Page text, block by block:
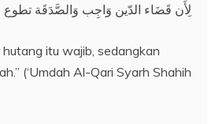
لِأَن قَضَاء الدّين وَاجِب وَالصَّدَقَة تطوع
hutang itu wajib, sedangkan
(‘Umdah Al-Qari Syarh Shahih